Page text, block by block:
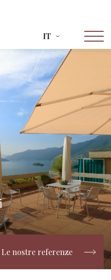
IT
Le nostre referenze